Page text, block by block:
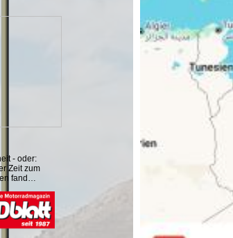
- oder:
Zeit zum
fand…